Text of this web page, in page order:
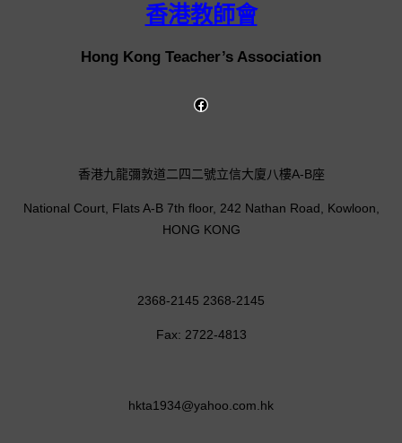
香港教師會
Hong Kong Teacher’s Association
香港九龍彌敦道二四二號立信大廈八樓A-B座
National Court, Flats A-B 7th floor, 242 Nathan Road, Kowloon,
HONG KONG
2368-2145 2368-2145
Fax: 2722-4813
hkta1934@yahoo.com.hk